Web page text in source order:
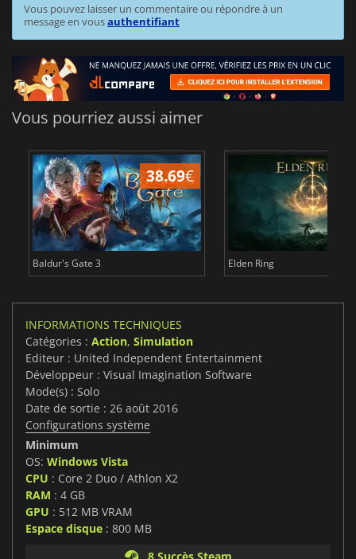
Vous pouvez laisser un commentaire ou répondre à un
message en vousauthentifiant
Vous pourriez aussi aimer
38.69€
Baldur's Gate 3 Elden Ring
INFORMATIONS TECHNIQUES
Catégories : Action, Simulation
Editeur : United Independent Entertainment
Développeur : Visual Imagination Software
Mode(s) : Solo
Date de sortie : 26 août 2016
Configurations système
Minimum
OS: Windows Vista
CPU : Core 2 Duo / Athlon X2
RAM : 4 GB
GPU : 512 MB VRAM
Espace disque : 800 MB